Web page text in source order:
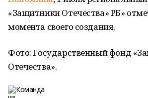
«Защитники Отечества» РБ»
момента своего создания.
Фото: Государственный фонд
Отечества».